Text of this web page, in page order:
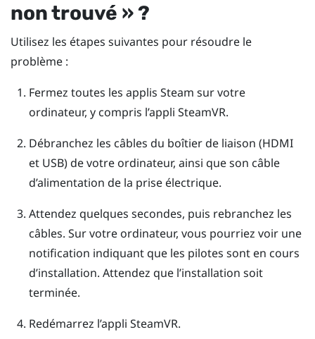
non trouvé » ?
Utilisez les étapes suivantes pour résoudre le
problème :
Fermez toutes les applis Steam sur votre
ordinateur, y compris l’appli SteamVR.
Débranchez les câbles du boîtier de liaison (HDMI
et USB) de votre ordinateur, ainsi que son câble
d’alimentation de la prise électrique.
Attendez quelques secondes, puis rebranchez les
câbles. Sur votre ordinateur, vous pourriez voir une
notification indiquant que les pilotes sont en cours
d’installation. Attendez que l’installation soit
terminée.
Redémarrez l’appli SteamVR.